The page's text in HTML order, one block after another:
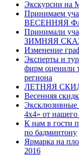
Экскурсии на
Принимаем
ВЕСЕННЯЯ
Принимали
ЗИМНЯЯ
Изменение
Эксперты и
фирм оценили
региона
ЛЕТНЯЯ
Весенняя
Эксклюзивные
4х4» от
К нам в гости
по бадминтону
Ярмарка на
2016